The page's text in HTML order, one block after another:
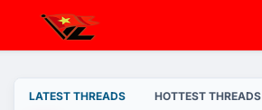
LATEST THREADS HOTTEST THREADS